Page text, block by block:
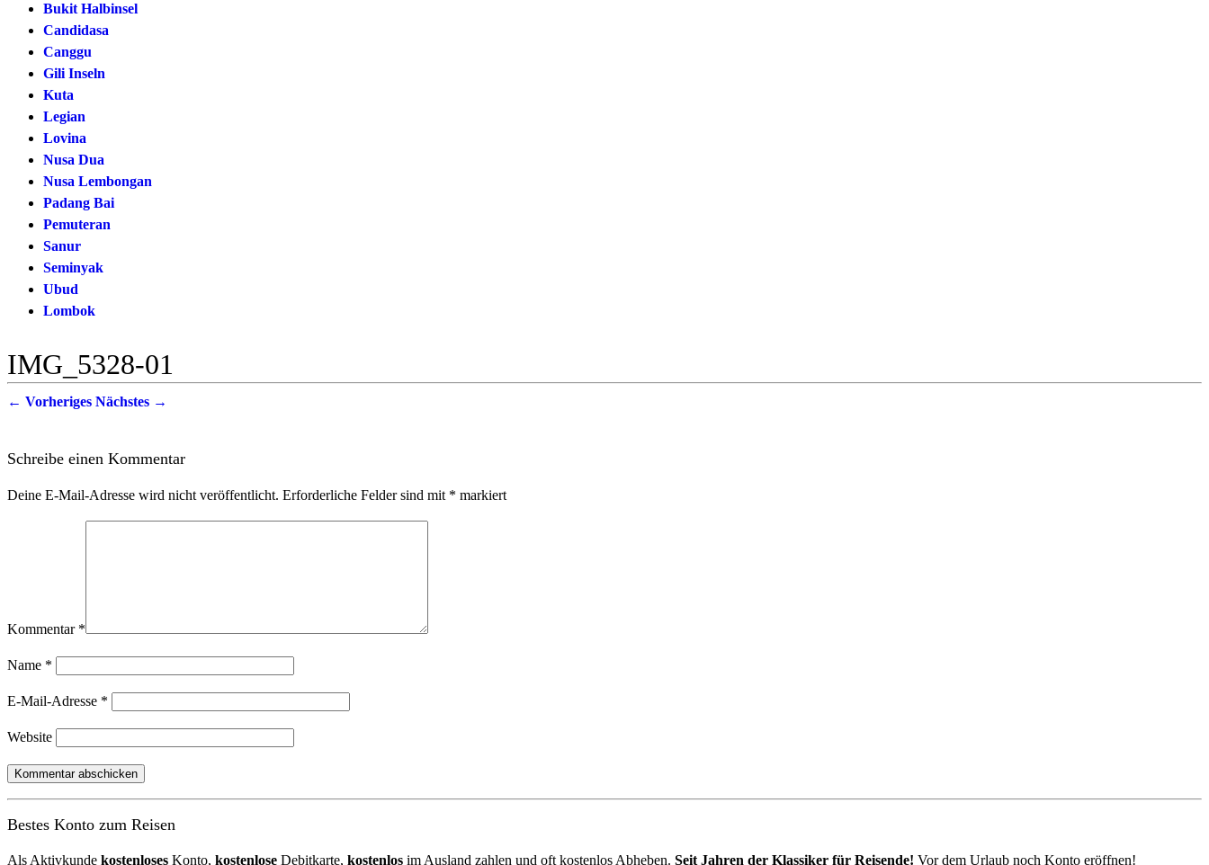
Bukit Halbinsel
Candidasa
Canggu
Gili Inseln
Kuta
Legian
Lovina
Nusa Dua
Nusa Lembongan
Padang Bai
Pemuteran
Sanur
Seminyak
Ubud
Lombok
IMG_5328-01
← Vorheriges Nächstes →
Schreibe einen Kommentar
Deine E-Mail-Adresse wird nicht veröffentlicht. Erforderliche Felder sind mit * markiert
Kommentar *
Name *
E-Mail-Adresse *
Website
Bestes Konto zum Reisen
Als Aktivkunde kostenloses Konto, kostenlose Debitkarte, kostenlos im Ausland zahlen und oft kostenlos Abheben. Seit Jahren der Klassiker für Reisende! Vor dem Urlaub noch Konto eröffnen!